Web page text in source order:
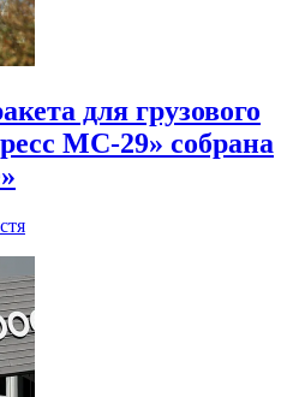
для грузового
МС-29» собрана